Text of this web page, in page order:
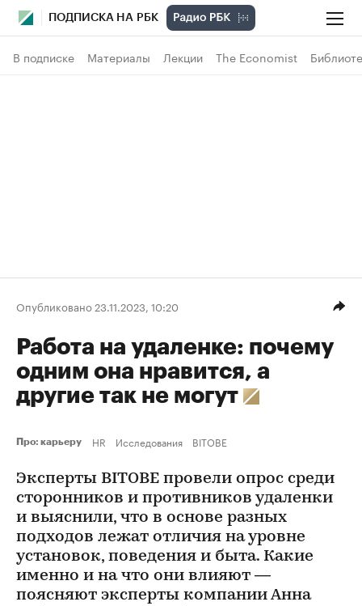
ПОДПИСКА НА РБК
В подписке Материалы Лекции The Economist
Опубликовано 23.11.2023, 10:20
Работа на удаленке: почему
одним она нравится, а
другие так не могут
Про: карьеру HR Исследования BITOBE
Эксперты BITOBE провели опрос среди
сторонников и противников удаленки
и выяснили, что в основе разных
подходов лежат отличия на уровне
установок, поведения и быта. Какие
именно и на что они влияют —
поясняют эксперты компании Анна